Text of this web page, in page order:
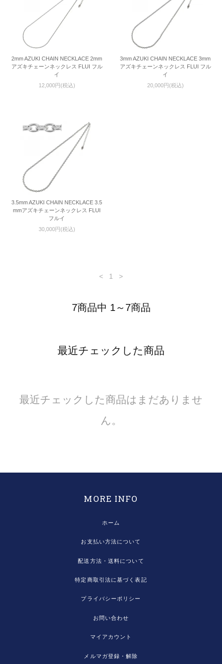
2mm AZUKI CHAIN NECKLACE 2mm
アズキチェーンネックレス FLUI フル
イ
12,000円(税込)
3mm AZUKI CHAIN NECKLACE 3mm
アズキチェーンネックレス FLUI フル
イ
20,000円(税込)
3.5mm AZUKI CHAIN NECKLACE 3.5
mmアズキチェーンネックレス FLUI
フルイ
30,000円(税込)
< 1 >
7商品中 1～7商品
最近チェックした商品
最近チェックした商品はまだありませ
ん。
MORE INFO
ホーム
お支払い方法について
配送方法・送料について
特定商取引法に基づく表記
プライバシーポリシー
お問い合わせ
マイアカウント
メルマガ登録・解除